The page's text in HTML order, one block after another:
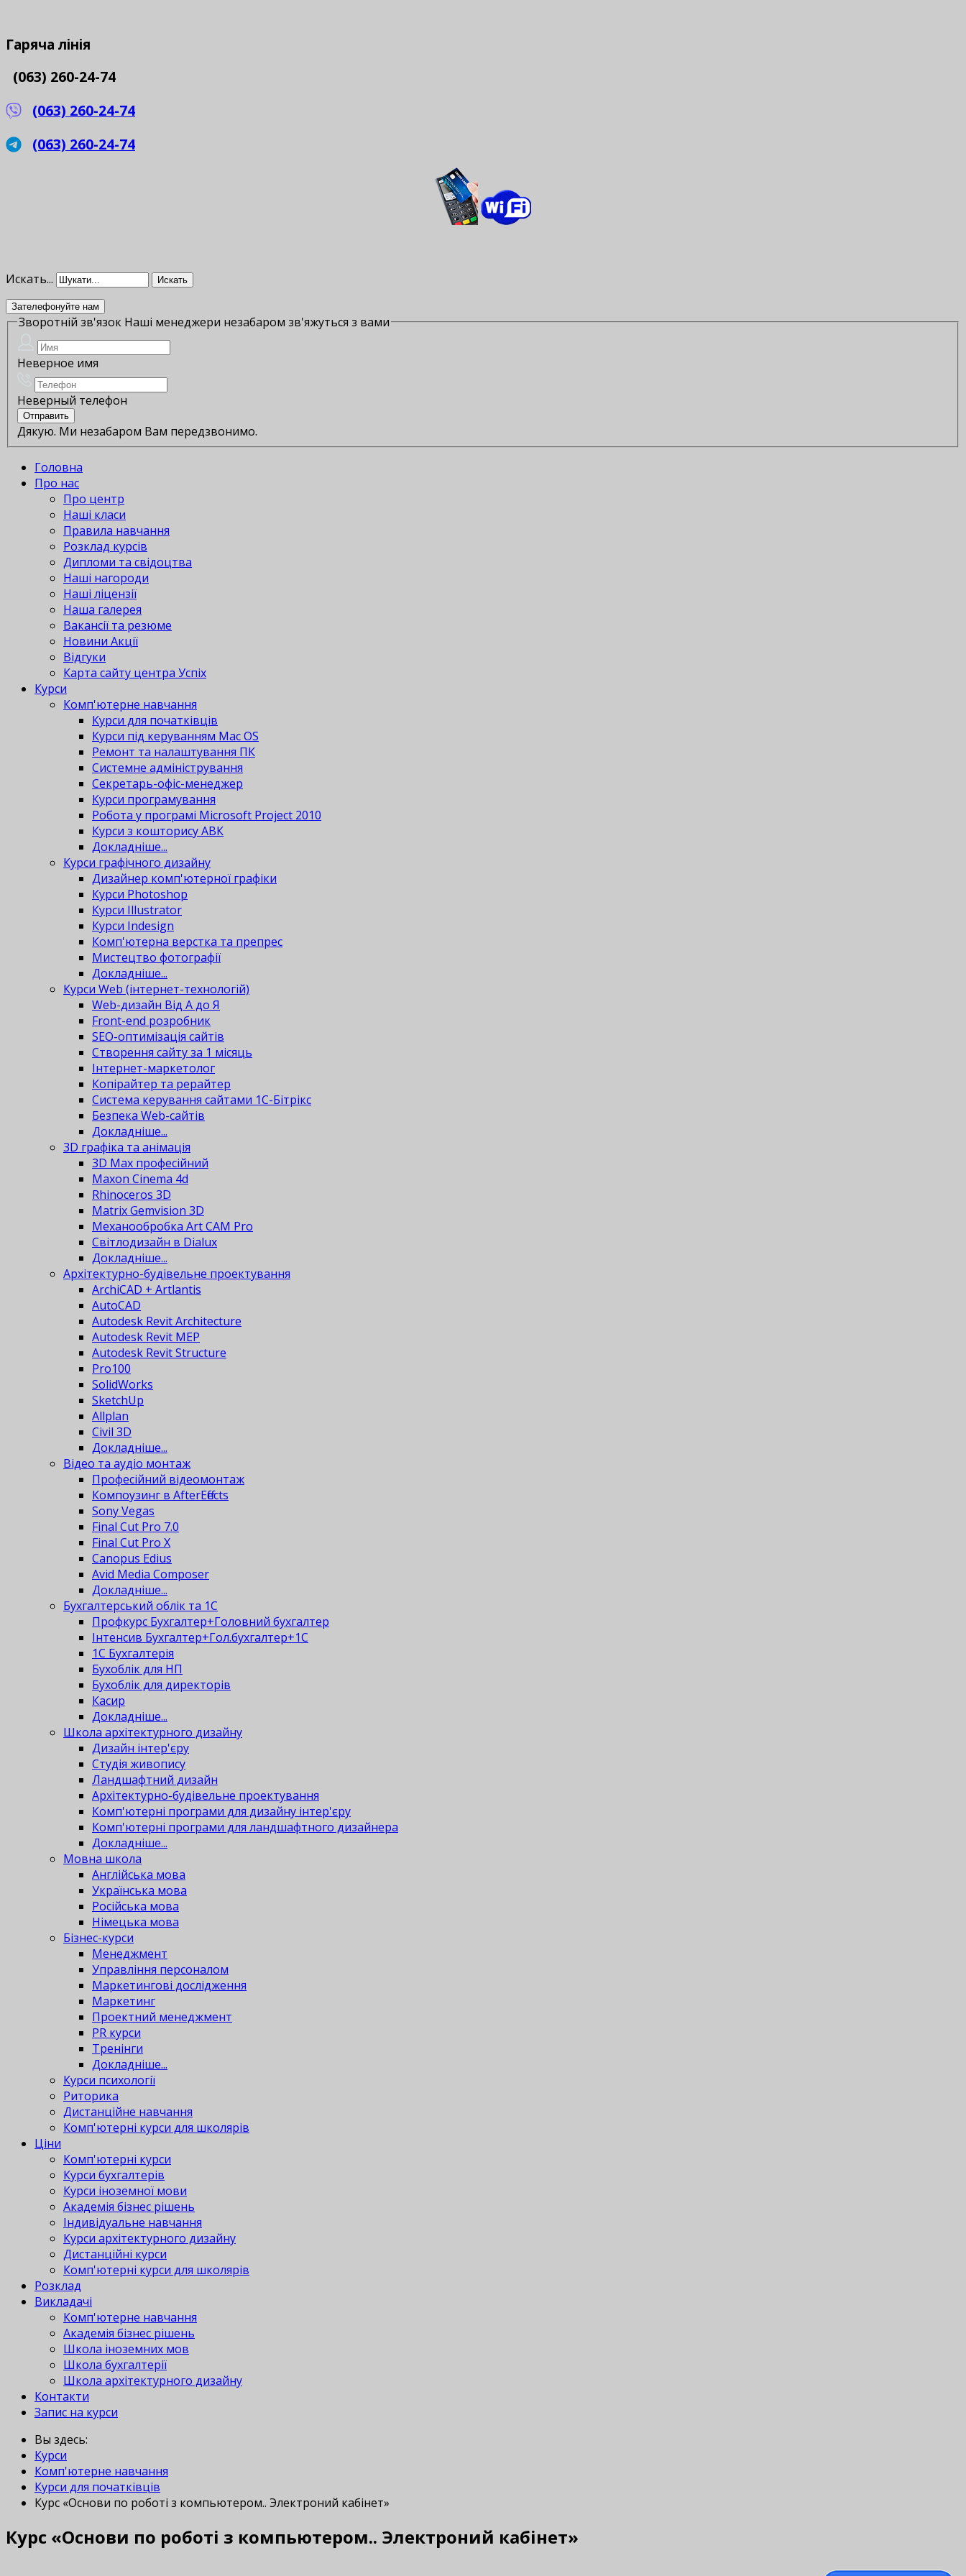
Гаряча лінія
(063) 260-24-74
(063) 260-24-74
(063) 260-24-74
Искать... Искать
Зателефонуйте нам
Зворотній зв'язок Наші менеджери незабаром зв'яжуться з вами
Неверное имя
Неверный телефон
Дякую. Ми незабаром Вам передзвонимо.
Головна
Про нас
Про центр
Наші класи
Правила навчання
Розклад курсів
Дипломи та свідоцтва
Наші нагороди
Наші ліцензії
Наша галерея
Вакансії та резюме
Новини Акції
Відгуки
Карта сайту центра Успіх
Курси
Комп'ютерне навчання
Курси для початківців
Курси під керуванням Mac OS
Ремонт та налаштування ПК
Системне адміністрування
Секретарь-офіс-менеджер
Курси програмування
Робота у програмі Microsoft Project 2010
Курси з кошторису АВК
Докладніше...
Курси графічного дизайну
Дизайнер комп'ютерної графіки
Курси Photoshop
Курси Illustrator
Курси Indesign
Комп'ютерна верстка та препрес
Мистецтво фотографії
Докладніше...
Курси Web (інтернет-технологій)
Web-дизайн Від А до Я
Front-end розробник
SEO-оптимізація сайтів
Створення сайту за 1 місяць
Інтернет-маркетолог
Копірайтер та рерайтер
Система керування сайтами 1С-Бітрікс
Безпека Web-сайтів
Докладніше...
3D графіка та анімація
3D Max професійний
Maxon Cinema 4d
Rhinoceros 3D
Matrix Gemvision 3D
Механообробка Art CAM Pro
Світлодизайн в Dialux
Докладніше...
Архітектурно-будівельне проектування
ArchiCAD + Artlantis
AutoCAD
Autodesk Revit Architecture
Autodesk Revit MEP
Autodesk Revit Structure
Pro100
SolidWorks
SketchUp
Allplan
Civil 3D
Докладніше...
Відео та аудіо монтаж
Професійний відеомонтаж
Компоузинг в AfterEffects
Sony Vegas
Final Cut Pro 7.0
Final Cut Pro X
Canopus Edius
Avid Media Composer
Докладніше...
Бухгалтерський облік та 1С
Профкурс Бухгалтер+Головний бухгалтер
Інтенсив Бухгалтер+Гол.бухгалтер+1С
1С Бухгалтерія
Бухоблік для НП
Бухоблік для директорів
Касир
Докладніше...
Школа архітектурного дизайну
Дизайн інтер'єру
Студія живопису
Ландшафтний дизайн
Архітектурно-будівельне проектування
Комп'ютерні програми для дизайну інтер'єру
Комп'ютерні програми для ландшафтного дизайнера
Докладніше...
Мовна школа
Англійська мова
Українська мова
Російська мова
Німецька мова
Бізнес-курси
Менеджмент
Управління персоналом
Маркетингові дослідження
Маркетинг
Проектний менеджмент
PR курси
Тренінги
Докладніше...
Курси психології
Риторика
Дистанційне навчання
Комп'ютерні курси для школярів
Ціни
Комп'ютерні курси
Курси бухгалтерів
Курси іноземної мови
Академія бізнес рішень
Індивідуальне навчання
Курси архітектурного дизайну
Дистанційні курси
Комп'ютерні курси для школярів
Розклад
Викладачі
Комп'ютерне навчання
Академія бізнес рішень
Школа іноземних мов
Школа бухгалтерії
Школа архітектурного дизайну
Контакти
Запис на курси
Вы здесь:
Курси
Комп'ютерне навчання
Курси для початківців
Курс «Основи по роботі з компьютером.. Электроний кабінет»
Курс «Основи по роботі з компьютером.. Электроний кабінет»